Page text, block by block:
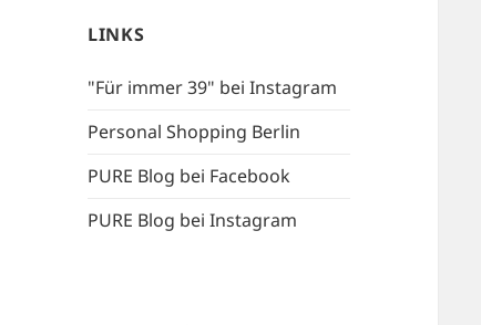
LINKS
"Für immer 39" bei Instagram
Personal Shopping Berlin
PURE Blog bei Facebook
PURE Blog bei Instagram